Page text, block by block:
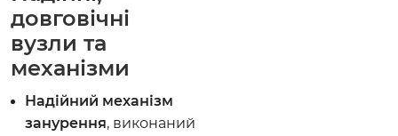
довговічні
вузли та
механізми
Надійний механізм
занурення, виконаний